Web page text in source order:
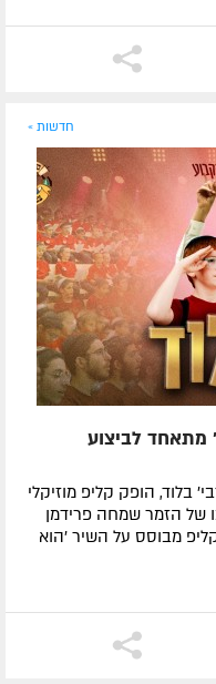
חדשות »
מתאחד לביצוע
בלוד, הופק קליפ מוזיקלי
של הזמר שמחה פרידמן
מבוסס על השיר 'הוא